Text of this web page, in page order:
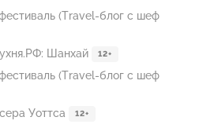
(Travel-блог с шеф
Шанхай 12+
(Travel-блог с шеф
Уоттса 12+